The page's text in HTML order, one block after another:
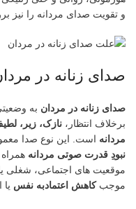
و تقویت صدای مردانه را نیز
صدای زنانه در
صدای زنانه در مردان به
برخلاف انتظار، نازک، زیر،
مردانه است. این نوع صدا
نبودِ قدرت صوتی مردانه
موقعیت های اجتماعی، شغلی
موجبکاهش اعتمادبه نفس